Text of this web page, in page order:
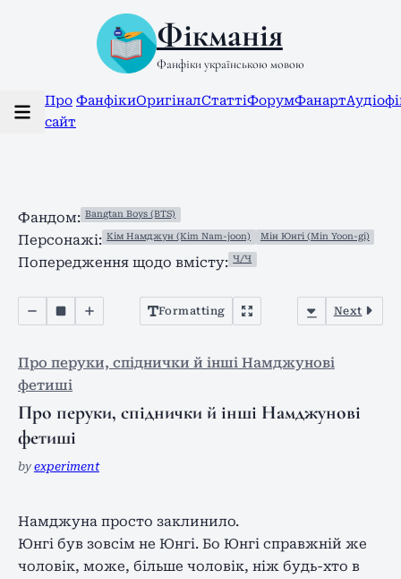
Фікманія
Фанфіки українською мовою
Про
сайт
ФанфікиОригіналСтаттіФорумФанарт
Фандом: Bangtan Boys (BTS)
Персонажі: Кім Намджун (Kim Nam-joon) Мін Юнгі (Min Yoon-gi)
Попередження щодо вмісту: Ч/Ч
Formatting Next
Про перуки, спіднички й інші Намджунові
фетиші
Про перуки, спіднички й інші Намджунові
фетиші
by experiment
Намджуна просто заклинило.
Юнгі був зовсім не Юнгі. Бо Юнгі справжній же
чоловік, може, більше чоловік, ніж будь-хто в